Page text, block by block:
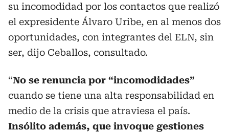
su incomodidad por los contactos que realizó
el expresidente Álvaro Uribe, en al menos dos
oportunidades, con integrantes del ELN, sin
ser, dijo Ceballos, consultado.
“No se renuncia por “incomodidades”
cuando se tiene una alta responsabilidad en
medio de la crisis que atraviesa el país.
Insólito además, que invoque gestiones